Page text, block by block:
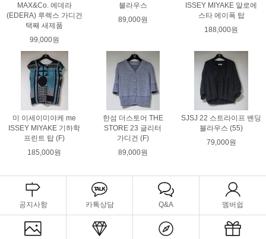
MAX&Co. 에데라
(EDERA) 루렉스 가디건
택째 새제품
99,000원
블라우스
89,000원
ISSEY MIYAKE 알로에
스타 에이폭 탑
188,000원
미 이세이미야케 me
ISSEY MIYAKE 기하학
프린트 탑 (F)
185,000원
한섬 더스토어 THE
STORE 23 글리터
가디건 (F)
89,000원
SJSJ 22 스트라이프 밴딩
블라우스 (55)
79,000원
공지사항 카톡상담 Q&A 멤버쉽